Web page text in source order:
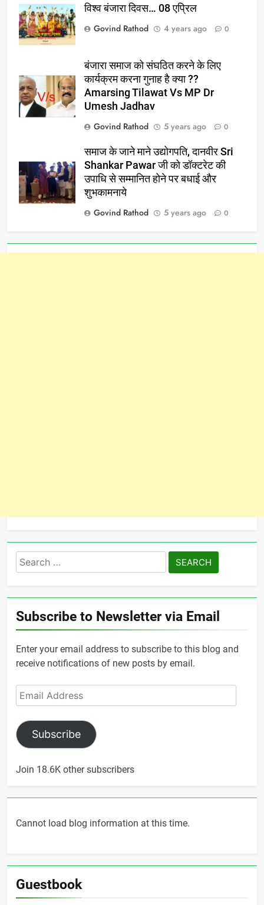
विश्व बंजारा दिवस… 08 एप्रिल
Govind Rathod
4 years ago 0
बंजारा समाज को संघठित करने के लिए
कार्यक्रम करना गुनाह है क्या ??
Amarsing Tilawat Vs MP Dr
Umesh Jadhav
Govind Rathod
5 years ago 0
समाज के जाने माने उद्योगपति, दानवीर Sri
Shankar Pawar जी को डॉक्टरेट की
उपाधि से सम्मानित होने पर बधाई और
शुभकामनाये
Govind Rathod
5 years ago 0
Search
for:
Subscribe to Newsletter via Email
Enter your email address to subscribe to this blog and
receive notifications of new posts by email.
Email
Address
Subscribe
Join 18.6K other subscribers
Cannot load blog information at this time.
Guestbook